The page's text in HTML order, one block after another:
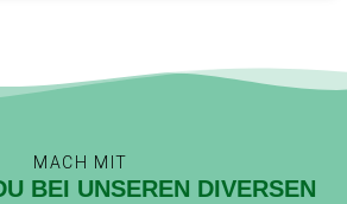
MACH MIT
BEI UNSEREN DIVERSEN